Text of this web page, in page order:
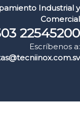
Industrial y
Comercial
22545200
Escríbenos a: